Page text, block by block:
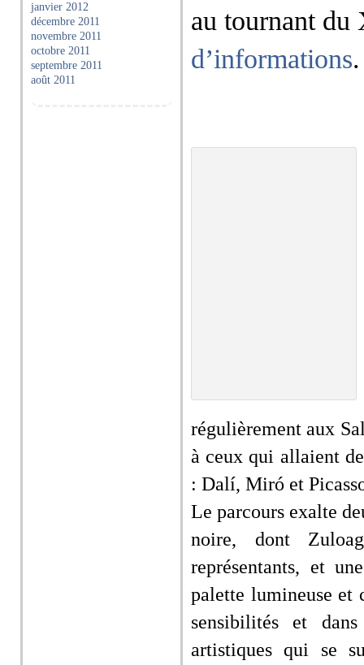
janvier 2012
décembre 2011
novembre 2011
octobre 2011
septembre 2011
août 2011
au tournant
d’informations.
régulièrement aux
à ceux qui allaient
: Dalí, Miró et
Le parcours exalte
noire, dont
représentants, et
palette lumineuse et
sensibilités et
artistiques qui se